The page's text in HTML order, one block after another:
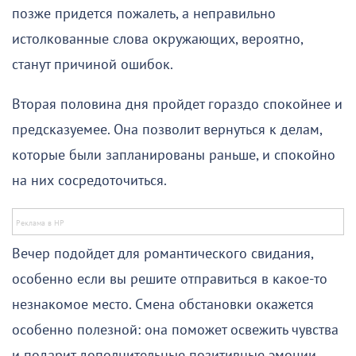
позже придется пожалеть, а неправильно
истолкованные слова окружающих, вероятно,
станут причиной ошибок.
Вторая половина дня пройдет гораздо спокойнее и
предсказуемее. Она позволит вернуться к делам,
которые были запланированы раньше, и спокойно
на них сосредоточиться.
Вечер подойдет для романтического свидания,
особенно если вы решите отправиться в какое-то
незнакомое место. Смена обстановки окажется
особенно полезной: она поможет освежить чувства